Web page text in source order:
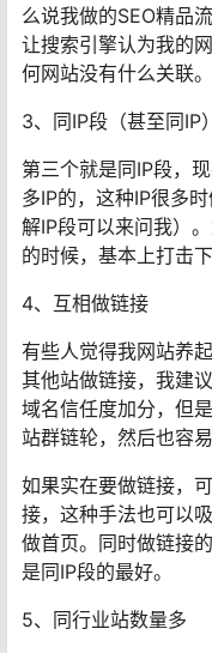
么说我做的SEO精品
让搜索引擎认为我的
何网站没有什么关联。
3、同IP段（甚至同IP）
第三个就是同IP段，
多IP的，这种IP很多
解IP段可以来问我）
的时候，基本上打击
4、互相做链接
有些人觉得我网站养
其他站做链接，我建
域名信任度加分，但
站群链轮，然后也容
如果实在要做链接，
接，这种手法也可以
做首页。同时做链接
是同IP段的最好。
5、同行业站数量多